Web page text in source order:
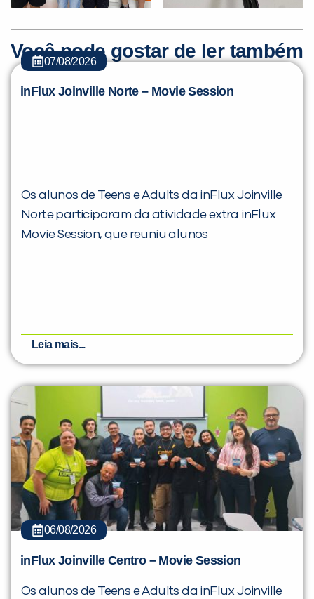
Você pode gostar de ler também
07/08/2026
inFlux Joinville Norte – Movie Session
Os alunos de Teens e Adults da inFlux Joinville
Norte participaram da atividade extra inFlux
Movie Session, que reuniu alunos
Leia mais...
06/08/2026
inFlux Joinville Centro – Movie Session
Os alunos de Teens e Adults da inFlux Joinville